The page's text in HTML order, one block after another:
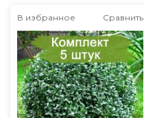
В избранное Сравнить